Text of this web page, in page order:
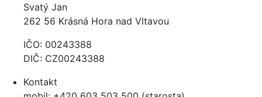
Svatý Jan
262 56 Krásná Hora nad Vltavou
IČO: 00243388
DIČ: CZ00243388
Kontakt